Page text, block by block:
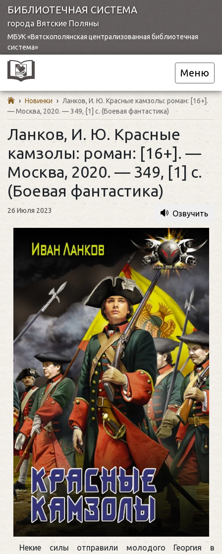
БИБЛИОТЕЧНАЯ СИСТЕМА
города Вятские Поляны
МБУК «Вятскополянская централизованная библиотечная
система»
Меню
› Новинки › Ланков, И. Ю. Красные камзолы: роман: [16+].
— Москва, 2020. — 349, [1] с. (Боевая фантастика)
Ланков, И. Ю. Красные
камзолы: роман: [16+]. —
Москва, 2020. — 349, [1] с.
(Боевая фантастика)
26 Июля 2023 Озвучить
Некие силы отправили молодого Георгия в